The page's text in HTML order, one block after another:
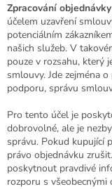
Zpracování
účelem uzavření
potenciálním
našich služeb. V
pouze v rozsahu, který
smlouvy. Jde zejména
podporu, správu
Pro tento účel je
dobrovolné, ale je
správu. Pokud kupující
právo objednávku
poskytnout pravdivé
rozporu s